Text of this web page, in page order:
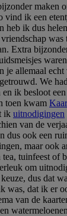
maken
vind ik een
heb ik dus
was
Extra
je allemaal
We
ik besloot
toen kwam
ik uitnodigingen
van de
dus ook een
maar ook
tuinfeest of
om
dus dat
was, dat ik er
van de